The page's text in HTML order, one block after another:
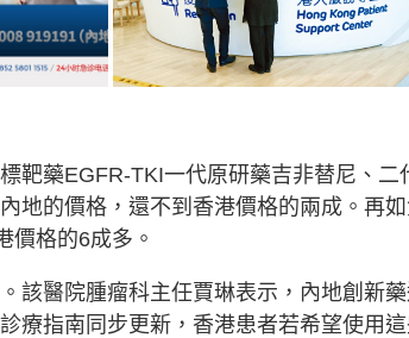
靶藥EGFR-TKI一代原研藥吉非替尼、二
地的價格，還不到香港價格的兩成。再
價格的6成多。
該醫院腫瘤科主任賈琳表示，內地創新
療指南同步更新，香港患者若希望使用